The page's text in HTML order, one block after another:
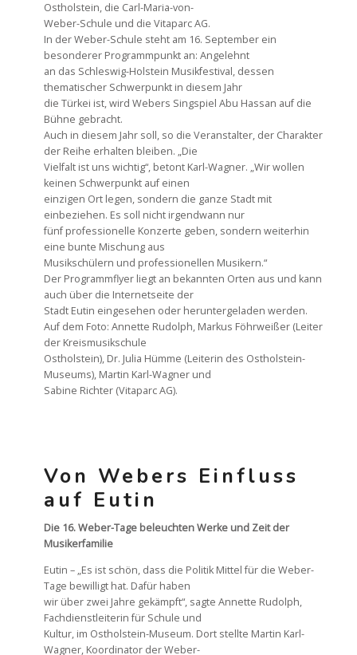
Ostholstein, die Carl-Maria-von-
Weber-Schule und die Vitaparc AG.
In der Weber-Schule steht am 16. September ein
besonderer Programmpunkt an: Angelehnt
an das Schleswig-Holstein Musikfestival, dessen
thematischer Schwerpunkt in diesem Jahr
die Türkei ist, wird Webers Singspiel Abu Hassan auf die
Bühne gebracht.
Auch in diesem Jahr soll, so die Veranstalter, der Charakter
der Reihe erhalten bleiben. „Die
Vielfalt ist uns wichtig“, betont Karl-Wagner. „Wir wollen
keinen Schwerpunkt auf einen
einzigen Ort legen, sondern die ganze Stadt mit
einbeziehen. Es soll nicht irgendwann nur
fünf professionelle Konzerte geben, sondern weiterhin
eine bunte Mischung aus
Musikschülern und professionellen Musikern.“
Der Programmflyer liegt an bekannten Orten aus und kann
auch über die Internetseite der
Stadt Eutin eingesehen oder heruntergeladen werden.
Auf dem Foto: Annette Rudolph, Markus Föhrweißer (Leiter
der Kreismusikschule
Ostholstein), Dr. Julia Hümme (Leiterin des Ostholstein-
Museums), Martin Karl-Wagner und
Sabine Richter (Vitaparc AG).
Von Webers Einfluss
auf Eutin
Die 16. Weber-Tage beleuchten Werke und Zeit der
Musikerfamilie
Eutin – „Es ist schön, dass die Politik Mittel für die Weber-
Tage bewilligt hat. Dafür haben
wir über zwei Jahre gekämpft“, sagte Annette Rudolph,
Fachdienstleiterin für Schule und
Kultur, im Ostholstein-Museum. Dort stellte Martin Karl-
Wagner, Koordinator der Weber-